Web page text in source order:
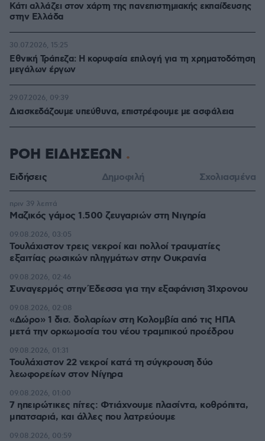
Κάτι αλλάζει στον χάρτη της πανεπιστημιακής εκπαίδευσης
στην Ελλάδα
Εθνική Τράπεζα: Η κορυφαία επιλογή για τη χρηματοδότηση
μεγάλων έργων
30.07.2026, 15:25
Διασκεδάζουμε υπεύθυνα, επιστρέφουμε με ασφάλεια
29.07.2026, 09:39
ΡΟΗ ΕΙΔΗΣΕΩΝ
Ειδήσεις Δημοφιλή Σχολιασμένα
Μαζικός γάμος 1.500 ζευγαριών στη Νιγηρία
πριν 39 λεπτά
Τουλάχιστον τρεις νεκροί και πολλοί τραυματίες
εξαιτίας ρωσικών πληγμάτων στην Ουκρανία
09.08.2026, 03:05
Συναγερμός στην Έδεσσα για την εξαφάνιση 31χρονου
09.08.2026, 02:46
«Δώρο» 1 δισ. δολαρίων στη Κολομβία από τις ΗΠΑ
μετά την ορκωμοσία του νέου τραμπικού προέδρου
09.08.2026, 02:08
Τουλάχιστον 22 νεκροί κατά τη σύγκρουση δύο
λεωφορείων στον Νίγηρα
09.08.2026, 01:31
7 ηπειρώτικες πίτες: Φτιάχνουμε πλασίντα, κοθρόπιτα,
μπατσαριά, και άλλες που λατρεύουμε
09.08.2026, 01:00
09.08.2026, 00:59